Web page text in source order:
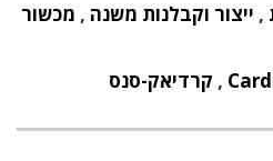
, ייצור וקבלנות משנה , מכשור
, קרדיאק-סנס